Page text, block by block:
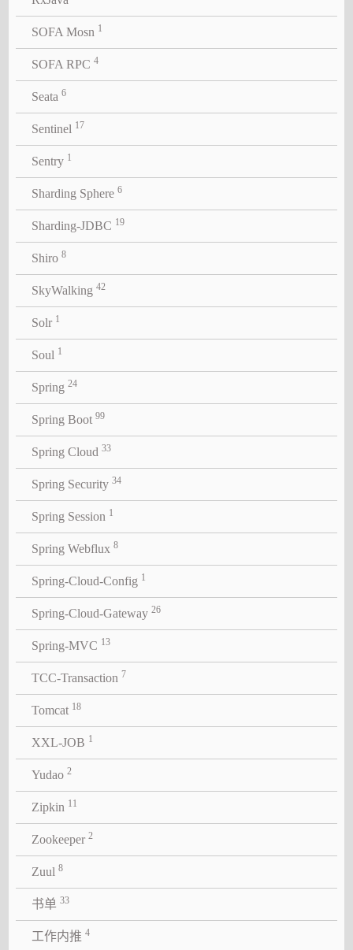
SOFA Mosn 1
SOFA RPC 4
Seata 6
Sentinel 17
Sentry 1
Sharding Sphere 6
Sharding-JDBC 19
Shiro 8
SkyWalking 42
Solr 1
Soul 1
Spring 24
Spring Boot 99
Spring Cloud 33
Spring Security 34
Spring Session 1
Spring Webflux 8
Spring-Cloud-Config 1
Spring-Cloud-Gateway 26
Spring-MVC 13
TCC-Transaction 7
Tomcat 18
XXL-JOB 1
Yudao 2
Zipkin 11
Zookeeper 2
Zuul 8
书单 33
工作内推 4